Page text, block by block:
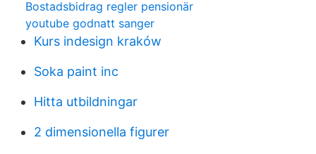
Bostadsbidrag regler pensionär
youtube godnatt sanger
Kurs indesign kraków
Soka paint inc
Hitta utbildningar
2 dimensionella figurer